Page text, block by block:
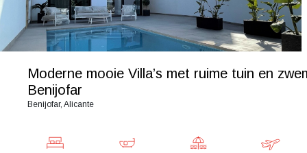
Moderne mooie Villa’s met ruime tuin en
Benijofar
Benijofar, Alicante